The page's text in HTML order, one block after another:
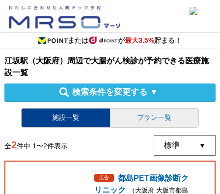
または が最大3.5%貯まる！
江坂駅（大阪府）周辺で大腸がん検診が予約できる医療施
設一覧
検索条件を変更する ▼
施設一覧 プラン一覧
全2件中 1〜2件表示
広告
都島PET画像診断ク
リニック
（ 大阪府 大阪市都島